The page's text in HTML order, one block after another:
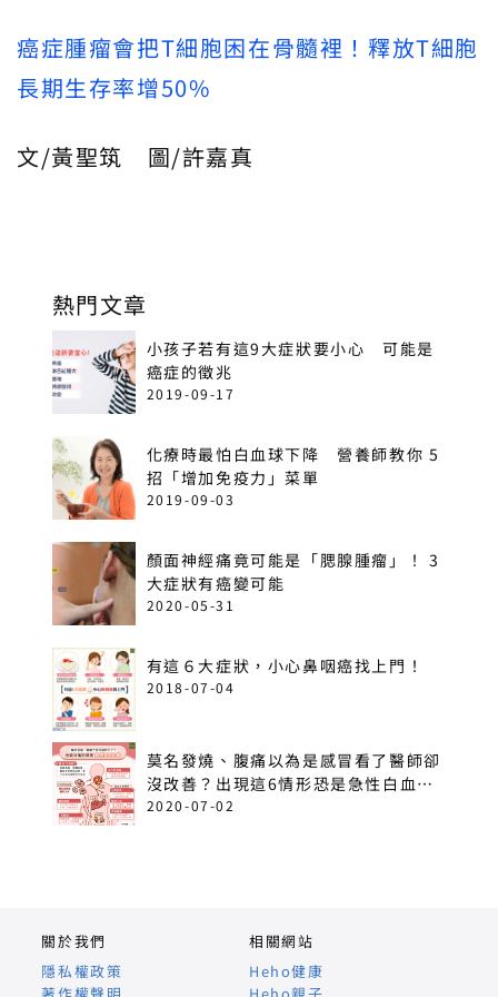
癌症腫瘤會把T細胞困在骨髓裡！釋放T細胞
長期生存率增50%
文/黃聖筑 圖/許嘉真
熱門文章
小孩子若有這9大症狀要小心 可能是
癌症的徵兆
2019-09-17
化療時最怕白血球下降 營養師教你 5
招「增加免疫力」菜單
2019-09-03
顏面神經痛竟可能是「腮腺腫瘤」！ 3
大症狀有癌變可能
2020-05-31
有這６大症狀，小心鼻咽癌找上門！
2018-07-04
莫名發燒、腹痛以為是感冒看了醫師卻
沒改善？出現這6情形恐是急性白血
病！
2020-07-02
關於我們
隱私權政策
著作權聲明
相關網站
Heho健康
Heho親子